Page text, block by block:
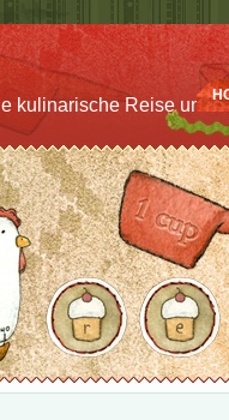
kulinarische Reise um